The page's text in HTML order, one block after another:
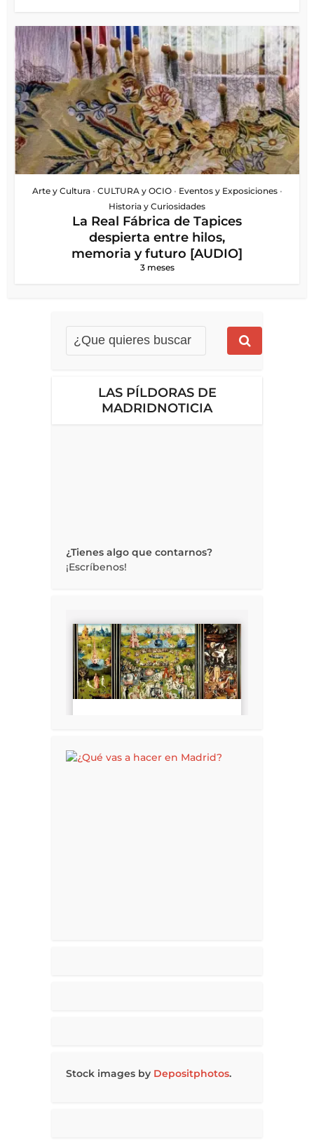
Arte y Cultura • CULTURA y OCIO • Eventos y Exposiciones •
Historia y Curiosidades
La Real Fábrica de Tapices
despierta entre hilos,
memoria y futuro [AUDIO]
3 meses
LAS PÍLDORAS DE
MADRIDNOTICIA
¿Tienes algo que contarnos?
¡Escríbenos!
Stock images by Depositphotos.